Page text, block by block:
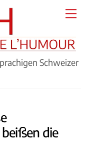
Schweizer
die